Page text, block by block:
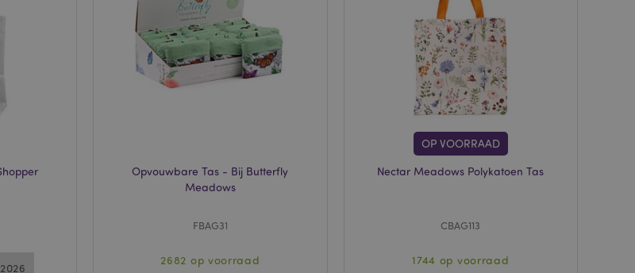
Opvouwbare Tas - Bij Butterfly
Meadows
FBAG31
2682 op voorraad
OP VOORRAAD
Nectar Meadows Polykatoen Tas
CBAG113
1744 op voorraad